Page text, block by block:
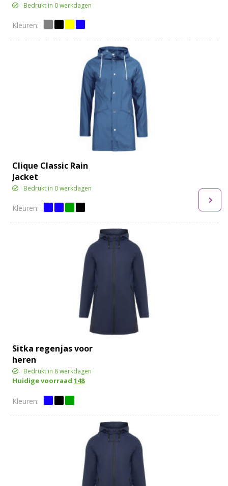
Bedrukt in 0 werkdagen
Clique Classic Rain
Jacket
Bedrukt in 0 werkdagen
Sitka regenjas voor
heren
Bedrukt in 8 werkdagen
Huidige voorraad148